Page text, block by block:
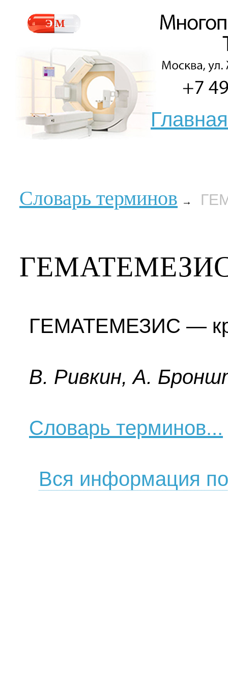
Главная
Словарь терминов →
ГЕМАТЕМЕЗИС —
B. Pивкин, A.
Словарь терминов...
Вся информация